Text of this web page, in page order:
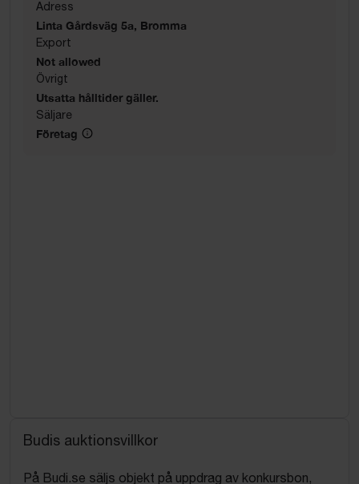
Adress
Linta Gårdsväg 5a, Bromma
Export
Not allowed
Övrigt
Utsatta hålltider gäller.
Säljare
Företag
Budis auktionsvillkor
På Budi.se säljs objekt på uppdrag av konkursbon,